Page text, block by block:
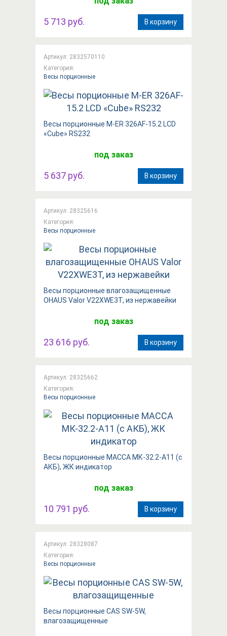
5 713 руб. В корзину
Артикул: 2832570110
Категория:
Весы порционные
Весы порционные M-ER 326AF-15.2 LCD
«Cube»​​ RS232
под заказ
5 637 руб. В корзину
Артикул: 28325616
Категория:
Весы порционные
Весы порционные влагозащищенные
OHAUS Valor V22XWE3T, из нержавейки
под заказ
23 616 руб. В корзину
Артикул: 28325662
Категория:
Весы порционные
Весы порционные МАССА МК-32.2-А11 (с
АКБ), ЖК индикатор
под заказ
10 791 руб. В корзину
Артикул: 28328087
Категория:
Весы порционные
Весы порционные CAS SW-5W,
влагозащищенные